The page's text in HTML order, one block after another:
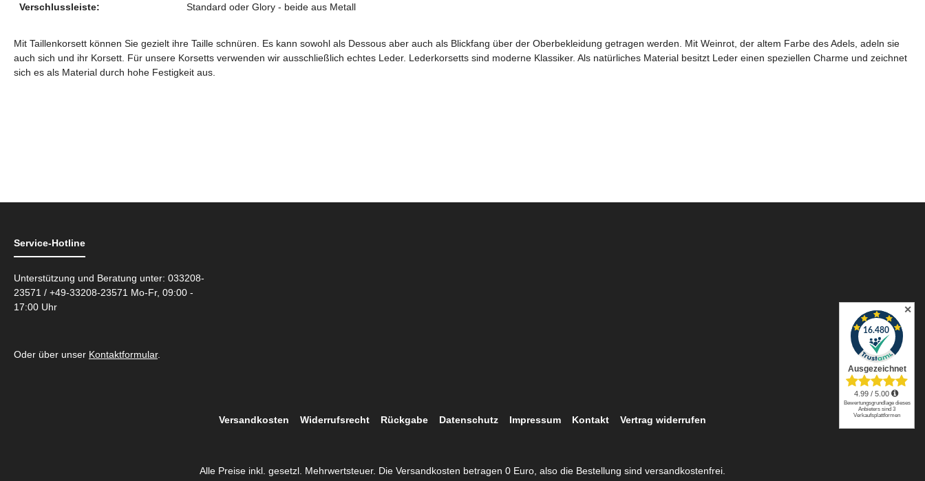
Verschlussleiste: Standard oder Glory - beide aus Metall
Mit Taillenkorsett können Sie gezielt ihre Taille schnüren. Es kann sowohl als Dessous aber auch als Blickfang über der Oberbekleidung getragen werden. Mit Weinrot, der altem Farbe des Adels, adeln sie
auch sich und ihr Korsett. Für unsere Korsetts verwenden wir ausschließlich echtes Leder. Lederkorsetts sind moderne Klassiker. Als natürliches Material besitzt Leder einen speziellen Charme und zeichnet
sich es als Material durch hohe Festigkeit aus.
Service-Hotline
Unterstützung und Beratung unter: 033208-
23571 / +49-33208-23571 Mo-Fr, 09:00 -
17:00 Uhr
Oder über unser Kontaktformular.
Versandkosten Widerrufsrecht Rückgabe Datenschutz Impressum Kontakt Vertrag widerrufen
Alle Preise inkl. gesetzl. Mehrwertsteuer. Die Versandkosten betragen 0 Euro, also die Bestellung sind versandkostenfrei.
✕